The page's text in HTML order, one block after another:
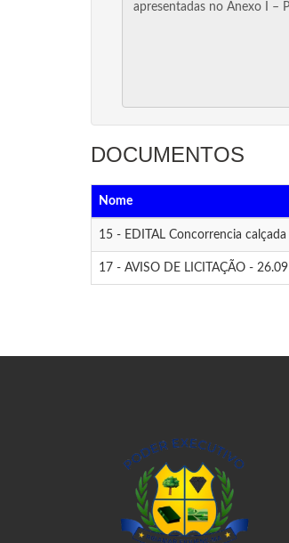
DOCUMENTOS
Nome
15 - EDITAL Concorrencia calçada
17 - AVISO DE LICITAÇÃO - 26.09